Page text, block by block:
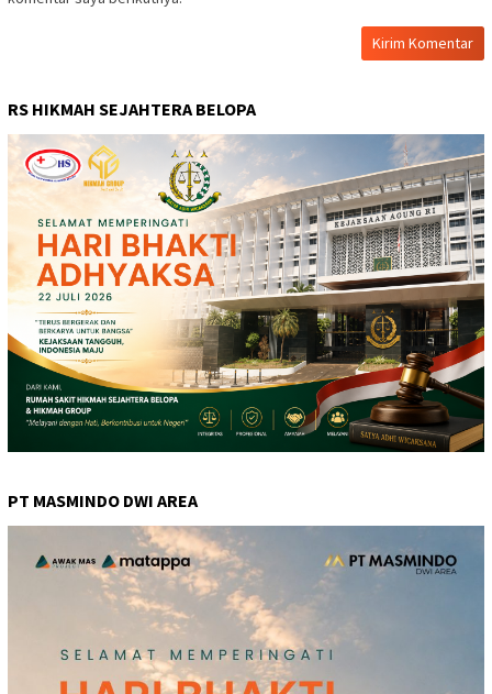
RS HIKMAH SEJAHTERA BELOPA
PT MASMINDO DWI AREA